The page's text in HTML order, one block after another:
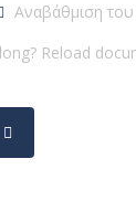
Αναβάθμιση
Reload